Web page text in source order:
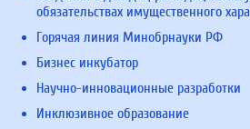
обязательствах имущественного
Горячая линия Минобрнауки РФ
Бизнес инкубатор
Научно-инновационные разработки
Инклюзивное образование